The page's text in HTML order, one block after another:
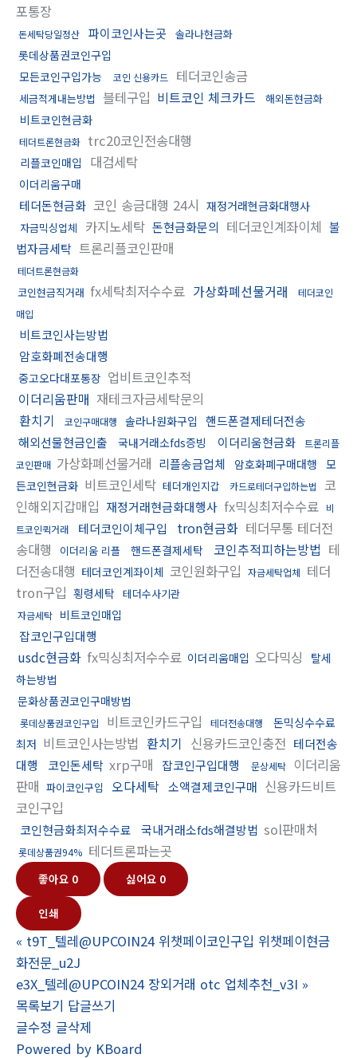
포통장
돈세탁당일정산 파이코인사는곳 솔라나현금화
롯데상품권코인구입
모든코인구입가능
코인 신용카드 테더코인송금
세금적게내는방법 블테구입 비트코인 체크카드 해외돈현금화
비트코인현금화
테더트론현금화 trc20코인전송대행
리플코인매입 대검세탁
이더리움구매
테더돈현금화 코인 송금대행 24시 재정거래현금화대행사
자금믹싱업체 카지노세탁 돈현금화문의 테더코인계좌이체 불
법자금세탁 트론리플코인판매
테더트론현금화
코인현금직거래 fx세탁최저수수료 가상화폐선물거래
테더코인
매입
비트코인사는방법
암호화폐전송대행
중고오다대포통장 업비트코인추적
이더리움판매 재테크자금세탁문의
환치기
코인구매대행 솔라나원화구입 핸드폰결제테더전송
해외선물현금인출
국내거래소fds증빙 이더리움현금화
트론리플
코인판매 가상화폐선물거래 리플송금업체 암호화폐구매대행 모
든코인현금화 비트코인세탁 테더개인지갑 카드로테더구입하는법
코
인해외지갑매입 재정거래현금화대행사 fx믹싱최저수수료 비
트코인퀵거래
테더코인이체구입 tron현금화 테더무통 테더전
송대행
이더리움 리플 핸드폰결제세탁 코인추적피하는방법 테
더전송대행 테더코인계좌이체 코인원화구입 자금세탁업체 테더
tron구입 횡령세탁 테더수사기관
자금세탁 비트코인매입
잡코인구입대행
usdc현금화 fx믹싱최저수수료 이더리움매입 오다믹싱
탈세
하는방법
문화상품권코인구매방법
롯데상품권코인구입 비트코인카드구입 테더전송대행
돈믹싱수수료
최저 비트코인사는방법 환치기 신용카드코인충전 테더전송
대행
코인돈세탁 xrp구매 잡코인구입대행 문상세탁
이더리움
판매 파이코인구입 오다세탁 소액결제코인구매 신용카드비트
코인구입
코인현금화최저수수료 국내거래소fds해결방법 sol판매처
롯데상품권94% 테더트론파는곳
좋아요 0 싫어요 0
인쇄
« t9T_텔레@UPCOIN24 위챗페이코인구입 위챗페이현금
화전문_u2J
e3X_텔레@UPCOIN24 장외거래 otc 업체추천_v3I »
목록보기 답글쓰기
글수정 글삭제
Powered by KBoard